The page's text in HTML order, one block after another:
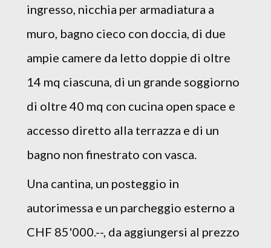
ingresso, nicchia per armadiatura a
muro, bagno cieco con doccia, di due
ampie camere da letto doppie di oltre
14 mq ciascuna, di un grande soggiorno
di oltre 40 mq con cucina open space e
accesso diretto alla terrazza e di un
bagno non finestrato con vasca.
Una cantina, un posteggio in
autorimessa e un parcheggio esterno a
CHF 85'000.--, da aggiungersi al prezzo